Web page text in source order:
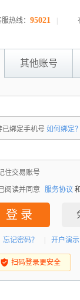
热线： 95021
其他账号
已绑定手机号 如何绑定？
住交易账号
阅读并同意 服务协议 和
登 录
忘记密码？ 开户演示
扫码登录更安全